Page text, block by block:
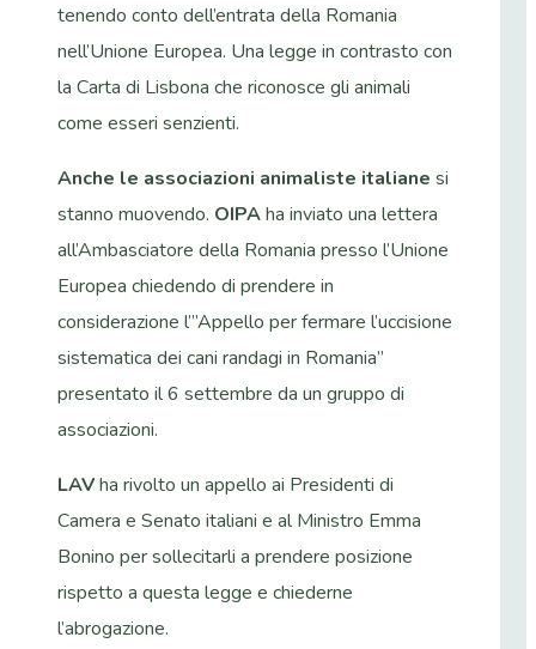
tenendo conto dell’entrata della Romania
nell’Unione Europea. Una legge in contrasto con
la Carta di Lisbona che riconosce gli animali
come esseri senzienti.
Anche le associazioni animaliste italiane si
stanno muovendo. OIPAha inviato una lettera
all’Ambasciatore della Romania presso l’Unione
Europea chiedendo di prendere in
considerazione l’”Appello per fermare l’uccisione
sistematica dei cani randagi in Romania”
presentato il 6 settembre da un gruppo di
associazioni.
LAVha rivolto un appello ai Presidenti di
Camera e Senato italiani e al Ministro Emma
Bonino per sollecitarli a prendere posizione
rispetto a questa legge e chiederne
l’abrogazione.